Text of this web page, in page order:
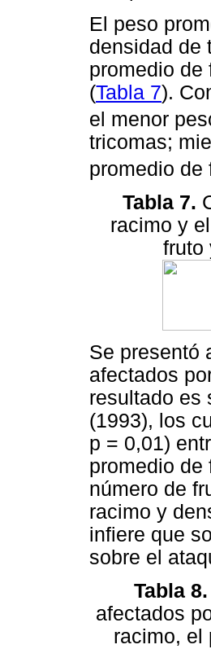
El peso
densidad de
promedio de
(Tabla 7).
el menor
tricomas;
promedio de
Tabla 7.
racimo y
fruto
Se presentó
afectados
resultado es
(1993), los
p = 0,01)
promedio de
número de
racimo y
infiere que
sobre el
Tabla 8.
afectados
racimo, el